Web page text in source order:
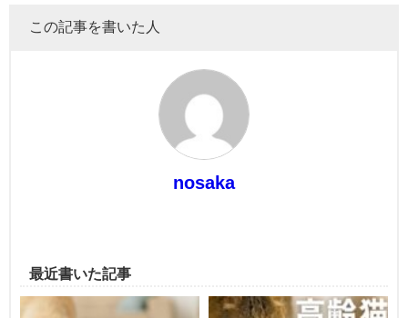
この記事を書いた人
nosaka
最近書いた記事